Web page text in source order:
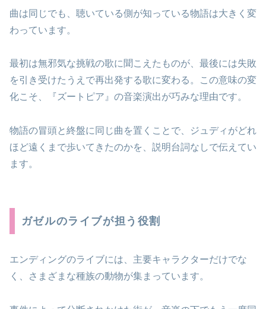
曲は同じでも、聴いている側が知っている物語は大きく変
わっています。
最初は無邪気な挑戦の歌に聞こえたものが、最後には失敗
を引き受けたうえで再出発する歌に変わる。この意味の変
化こそ、『ズートピア』の音楽演出が巧みな理由です。
物語の冒頭と終盤に同じ曲を置くことで、ジュディがどれ
ほど遠くまで歩いてきたのかを、説明台詞なしで伝えてい
ます。
ガゼルのライブが担う役割
エンディングのライブには、主要キャラクターだけでな
く、さまざまな種族の動物が集まっています。